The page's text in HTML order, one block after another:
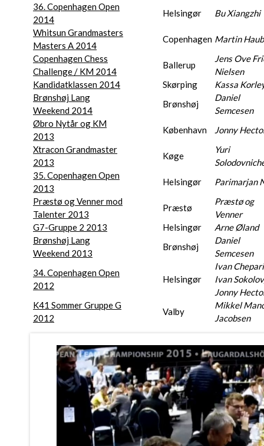
36. Copenhagen Open
2014
Helsingør
Bu Xiangzhi
Whitsun Grandmasters
Masters A 2014
Copenhagen Martin
Copenhagen Chess
Challenge / KM 2014
Ballerup
Jens Ove
Nielsen
Kandidatklassen 2014
Skørping
Kassa
Brønshøj Lang
Weekend 2014
Brønshøj
Daniel
Semcesen
Øbro Nytår og KM
2013
København
Jonny
Xtracon Grandmaster
2013
Køge
Yuri
35. Copenhagen Open
2013
Helsingør
Parimarjan
Præstø og Venner mod
Talenter 2013
Præstø
Præstø og
Venner
G7-Gruppe 2 2013
Helsingør
Arne Øland
Brønshøj Lang
Weekend 2013
Brønshøj
Daniel
Semcesen
34. Copenhagen Open
2012
Helsingør
Ivan
Ivan
Jonny
K41 Sommer Gruppe G
2012
Valby
Mikkel
Jacobsen